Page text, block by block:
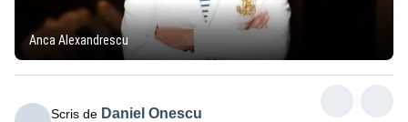
Anca Alexandrescu
Scris de Daniel Onescu